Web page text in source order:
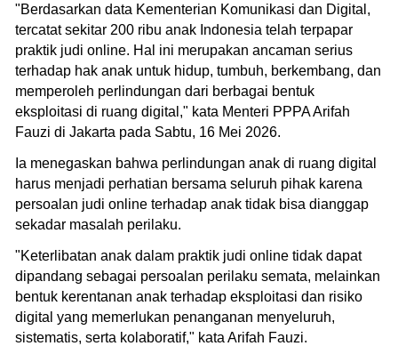
"Berdasarkan data Kementerian Komunikasi dan Digital,
tercatat sekitar 200 ribu anak Indonesia telah terpapar
praktik judi online. Hal ini merupakan ancaman serius
terhadap hak anak untuk hidup, tumbuh, berkembang, dan
memperoleh perlindungan dari berbagai bentuk
eksploitasi di ruang digital," kata Menteri PPPA Arifah
Fauzi di Jakarta pada Sabtu, 16 Mei 2026.
Ia menegaskan bahwa perlindungan anak di ruang digital
harus menjadi perhatian bersama seluruh pihak karena
persoalan judi online terhadap anak tidak bisa dianggap
sekadar masalah perilaku.
"Keterlibatan anak dalam praktik judi online tidak dapat
dipandang sebagai persoalan perilaku semata, melainkan
bentuk kerentanan anak terhadap eksploitasi dan risiko
digital yang memerlukan penanganan menyeluruh,
sistematis, serta kolaboratif," kata Arifah Fauzi.